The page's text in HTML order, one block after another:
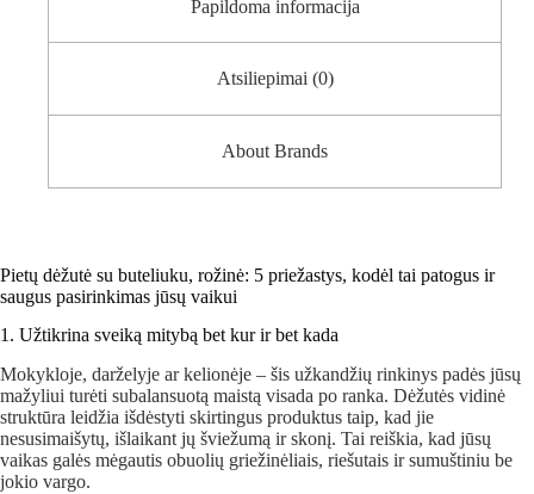
Papildoma informacija
Atsiliepimai (0)
About Brands
Pietų dėžutė su buteliuku, rožinė: 5 priežastys, kodėl tai patogus ir
saugus pasirinkimas jūsų vaikui
1. Užtikrina sveiką mitybą bet kur ir bet kada
Mokykloje, darželyje ar kelionėje – šis užkandžių rinkinys padės jūsų
mažyliui turėti subalansuotą maistą visada po ranka. Dėžutės vidinė
struktūra leidžia išdėstyti skirtingus produktus taip, kad jie
nesusimaišytų, išlaikant jų šviežumą ir skonį. Tai reiškia, kad jūsų
vaikas galės mėgautis obuolių griežinėliais, riešutais ir sumuštiniu be
jokio vargo.